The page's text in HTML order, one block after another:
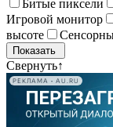
Битые пиксели
Игровой монитор
высоте
Свернуть↑
РЕКЛАМА • AU.RU